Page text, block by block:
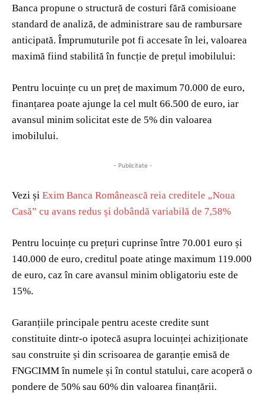
Banca propune o structură de costuri fără comisioane
standard de analiză, de administrare sau de rambursare
anticipată. Împrumuturile pot fi accesate în lei, valoarea
maximă fiind stabilită în funcție de prețul imobilului:
Pentru locuințe cu un preț de maximum 70.000 de euro,
finanțarea poate ajunge la cel mult 66.500 de euro, iar
avansul minim solicitat este de 5% din valoarea
imobilului.
- Publicitate -
Vezi și Exim Banca Românească reia creditele „Noua
Casă” cu avans redus și dobândă variabilă de 7,58%
Pentru locuințe cu prețuri cuprinse între 70.001 euro și
140.000 de euro, creditul poate atinge maximum 119.000
de euro, caz în care avansul minim obligatoriu este de
15%.
Garanțiile principale pentru aceste credite sunt
constituite dintr-o ipotecă asupra locuinței achiziționate
sau construite și din scrisoarea de garanție emisă de
FNGCIMM în numele și în contul statului, care acoperă o
pondere de 50% sau 60% din valoarea finanțării.